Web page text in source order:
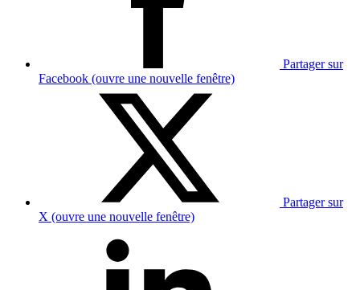
Partager sur
Facebook (ouvre une nouvelle fenêtre)
Partager sur
X (ouvre une nouvelle fenêtre)